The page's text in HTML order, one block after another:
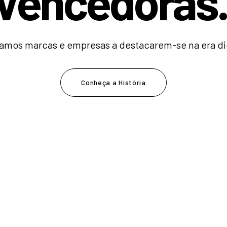
marcas e empresas a destacarem-se na era
Conheça a História